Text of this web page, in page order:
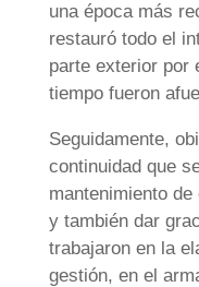
una época más
restauró todo el
parte exterior por
tiempo fueron
Seguidamente,
continuidad que
mantenimiento
y también dar
trabajaron en la
gestión, en el